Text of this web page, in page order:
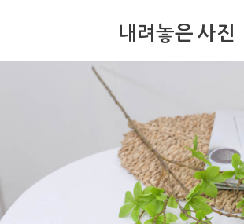
내려놓은 사진